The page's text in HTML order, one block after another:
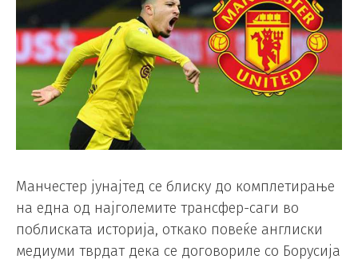
Манчестер јунајтед се блиску до комплетирање
на една од најголемите трансфер-саги во
поблиската историја, откако повеќе англиски
медиуми тврдат дека се договориле со Борусија